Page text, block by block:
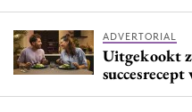
ADVERTORIAL
Uitgekookt